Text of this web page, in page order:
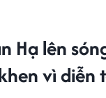
Hạ lên
vì diễn